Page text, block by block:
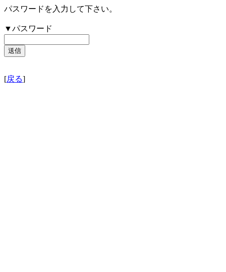
パスワードを入力して下さい。
▼パスワード
[戻る]